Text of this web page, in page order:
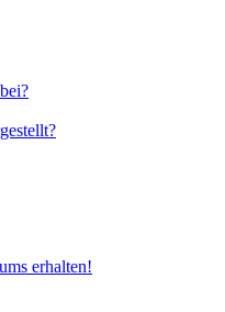
erhalten!